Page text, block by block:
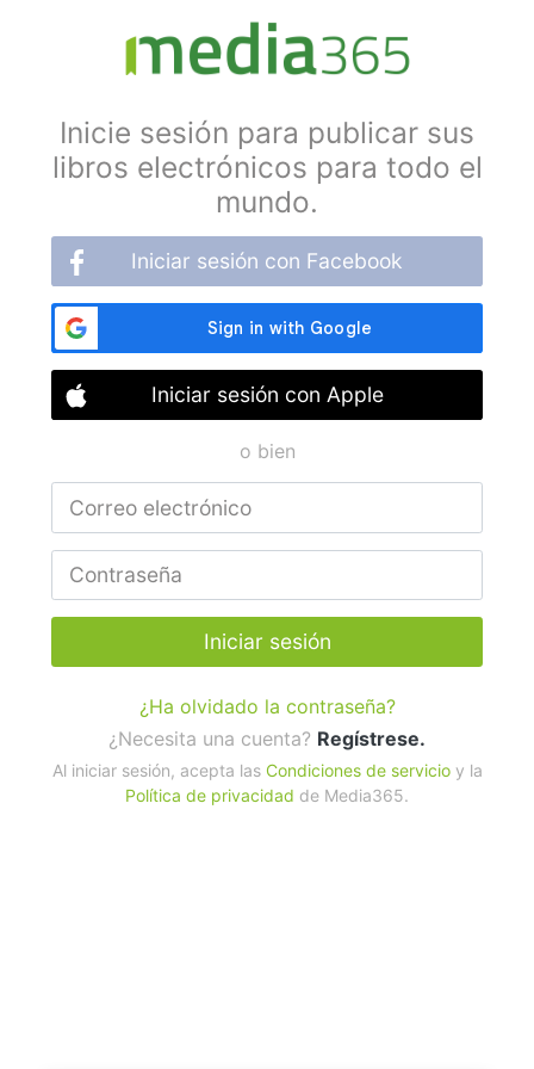
Inicie sesión para publicar sus
libros electrónicos para todo el
mundo.
Iniciar sesión con Facebook
Iniciar sesión con Apple
o bien
Iniciar sesión
¿Ha olvidado la contraseña?
¿Necesita una cuenta? Regístrese.
Al iniciar sesión, acepta las Condiciones de servicioy la
Política de privacidad de Media365.